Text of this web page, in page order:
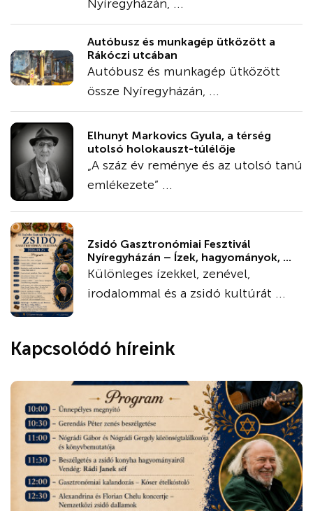
Nyíregyházán, ...
Autóbusz és munkagép ütközött a
Rákóczi utcában
Autóbusz és munkagép ütközött
össze Nyíregyházán, ...
Elhunyt Markovics Gyula, a térség
utolsó holokauszt-túlélője
„A száz év reménye és az utolsó tanú
emlékezete” ...
Zsidó Gasztronómiai Fesztivál
Nyíregyházán – Ízek, hagyományok, ...
Különleges ízekkel, zenével,
irodalommal és a zsidó kultúrát ...
Kapcsolódó híreink